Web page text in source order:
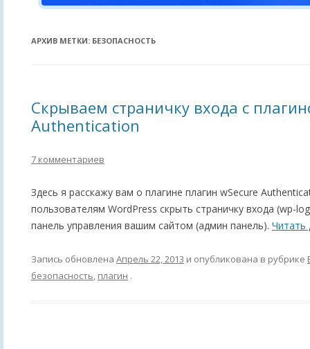
АРХИВ МЕТКИ: БЕЗОПАСНОСТЬ
Скрываем страничку входа с
Authentication
7 комментариев
Здесь я расскажу вам о плагине плагин wSecure
пользователям WordPress скрыть страничку входа (wp-
панель управления вашим сайтом (админ панель). Читать
Запись обновлена Апрель 22, 2013 и опубликована в рубрике
безопасность плагин .